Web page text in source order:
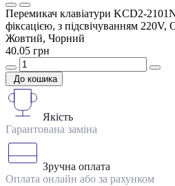
Перемикач клавіатури KCD2-
фіксацією, з підсвічуванням
Жовтий, Чорний
40.05 грн
До кошика
Якість
Гарантована заміна
Зручна оплата
Оплата онлайн або за рахунком